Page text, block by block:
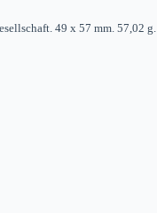
49 x 57 mm. 57,02 g.